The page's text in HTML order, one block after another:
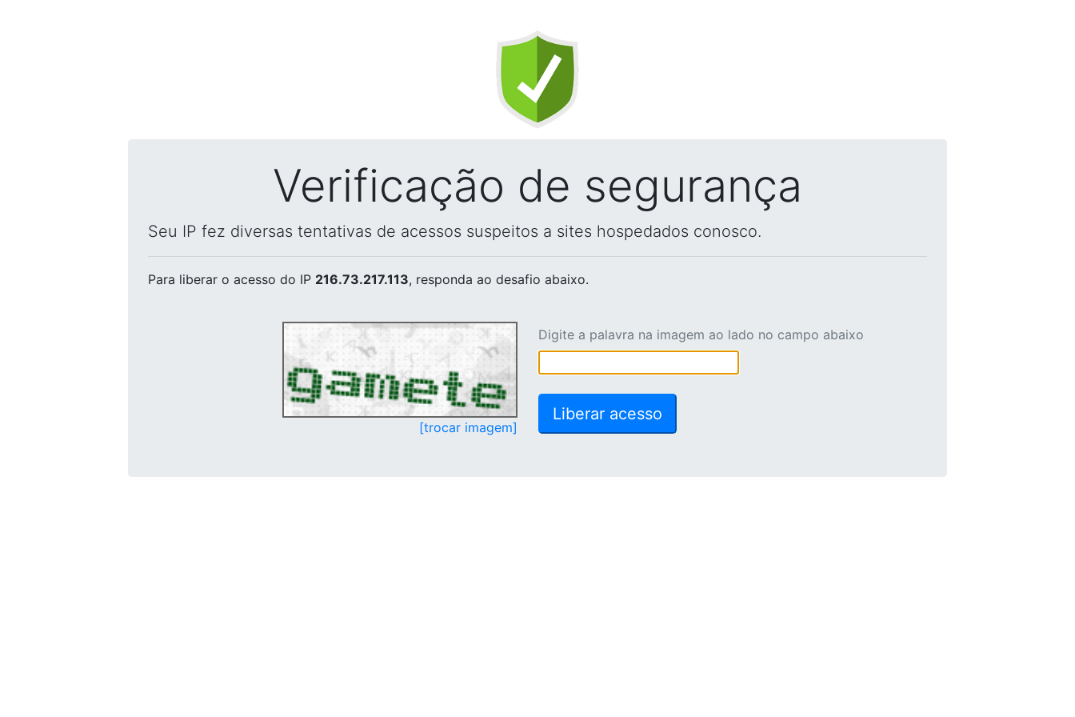
Verificação de segurança
Seu IP fez diversas tentativas de acessos suspeitos a sites hospedados conosco.
Para liberar o acesso do IP 216.73.217.113, responda ao desafio abaixo.
[trocar imagem]
Digite a palavra na imagem ao lado no campo abaixo